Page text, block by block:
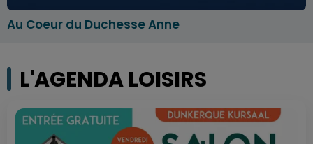
Au Coeur du Duchesse Anne
L'AGENDA LOISIRS